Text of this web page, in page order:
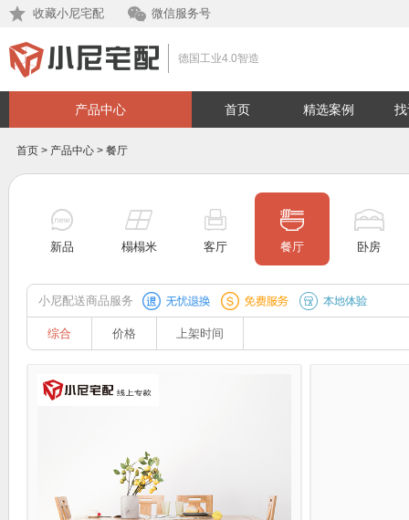
收藏小尼宅配 微信服务号
德国工业4.0智造
产品中心 首页 精选案例
首页 > 产品中心 > 餐厅
新品 榻榻米 客厅 餐厅 卧房
小尼配送商品服务
综合 价格 上架时间